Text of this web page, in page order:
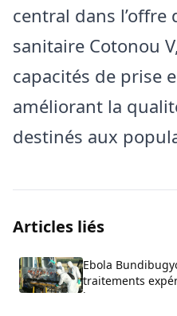
central dans l’offre
sanitaire Cotonou
capacités de prise
améliorant la
destinés aux
Articles liés
Ebola
traitements
l’urgence